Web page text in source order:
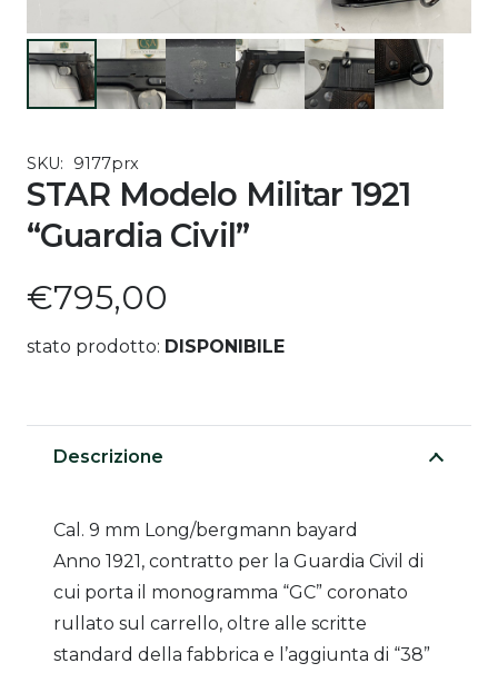
SKU: 9177prx
STAR Modelo Militar 1921
“Guardia Civil”
€795,00
stato prodotto: DISPONIBILE
Descrizione
Cal. 9 mm Long/bergmann bayard
Anno 1921, contratto per la Guardia Civil di
cui porta il monogramma “GC” coronato
rullato sul carrello, oltre alle scritte
standard della fabbrica e l’aggiunta di “38”